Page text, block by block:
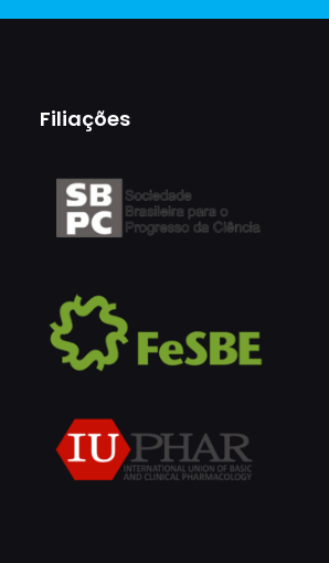
Filiações